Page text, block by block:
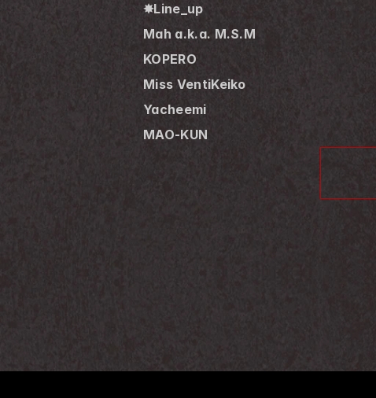
✸Line_up
Mah a.k.a. M.S.M
KOPERO
Miss VentiKeiko
Yacheemi
MAO-KUN